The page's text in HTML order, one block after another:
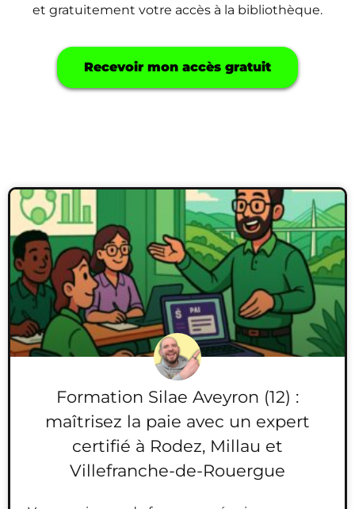
et gratuitement votre accès à la bibliothèque.
Recevoir mon accès gratuit
Formation Silae Aveyron (12) :
maîtrisez la paie avec un expert
certifié à Rodez, Millau et
Villefranche-de-Rouergue